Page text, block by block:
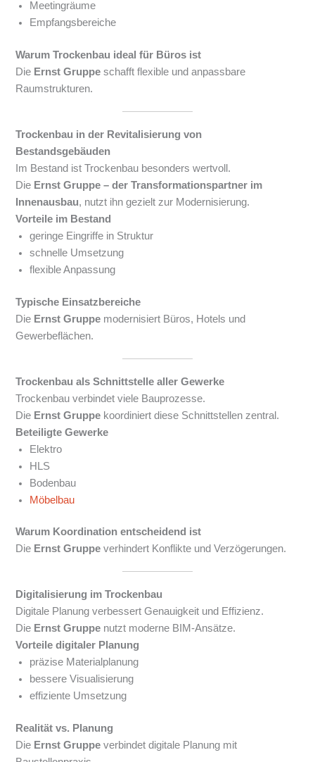
Meetingräume
Empfangsbereiche
Warum Trockenbau ideal für Büros ist
Die Ernst Gruppe schafft flexible und anpassbare
Raumstrukturen.
Trockenbau in der Revitalisierung von
Bestandsgebäuden
Im Bestand ist Trockenbau besonders wertvoll.
Die Ernst Gruppe – der Transformationspartner im
Innenausbau, nutzt ihn gezielt zur Modernisierung.
Vorteile im Bestand
geringe Eingriffe in Struktur
schnelle Umsetzung
flexible Anpassung
Typische Einsatzbereiche
Die Ernst Gruppe modernisiert Büros, Hotels und
Gewerbeflächen.
Trockenbau als Schnittstelle aller Gewerke
Trockenbau verbindet viele Bauprozesse.
Die Ernst Gruppe koordiniert diese Schnittstellen zentral.
Beteiligte Gewerke
Elektro
HLS
Bodenbau
Möbelbau
Warum Koordination entscheidend ist
Die Ernst Gruppe verhindert Konflikte und Verzögerungen.
Digitalisierung im Trockenbau
Digitale Planung verbessert Genauigkeit und Effizienz.
Die Ernst Gruppe nutzt moderne BIM-Ansätze.
Vorteile digitaler Planung
präzise Materialplanung
bessere Visualisierung
effiziente Umsetzung
Realität vs. Planung
Die Ernst Gruppe verbindet digitale Planung mit